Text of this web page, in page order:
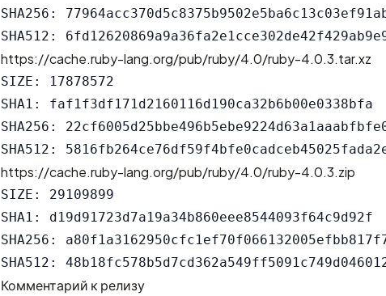
SHA256:
https://cache.ruby-lang.org/pub/ruby/4.0/ruby-4.0.3.tar.xz
SIZE: 17878572
SHA1: faf1f3df171d2160116d190ca32b6b00e0338bfa
SHA256:
https://cache.ruby-lang.org/pub/ruby/4.0/ruby-4.0.3.zip
SIZE: 29109899
SHA1: d19d91723d7a19a34b860eee8544093f64c9d92f
SHA256:
Комментарий к релизу